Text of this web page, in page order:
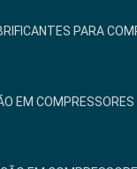
PARA
EM COMPRESSORES